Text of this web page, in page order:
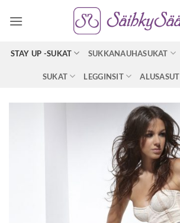
STAY UP -SUKAT SUKKANAUHASUKAT
SUKAT LEGGINSIT ALUSASUT